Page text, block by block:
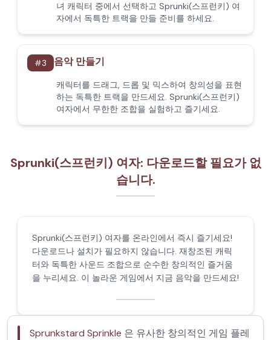
녀 캐릭터 중에서 선택하고 Sprunki(스프런키) 여
자에서 독특한 트랙을 만들 준비를 하세요.
#3 음악 만들기
캐릭터를 드래그, 드롭 및 믹스하여 창의성을 표현
하는 독특한 트랙을 만드세요. Sprunki(스프런키)
여자에서 무한한 조합을 실험하고 즐기세요.
Sprunki(스프런키) 여자: 다운로드할 필요가 없
습니다.
Sprunki(스프런키) 여자를 온라인에서 즉시 즐기세요!
다운로드나 설치가 필요하지 않습니다. 재창조된 캐릭
터와 독특한 사운드 조합으로 순수한 창의적인 즐거움
을 누리세요. 이 놀라운 게임에서 지금 음악을 만드세요!
Sprunkstard Sprinkle 은 유사한 창의적인 게임 플레